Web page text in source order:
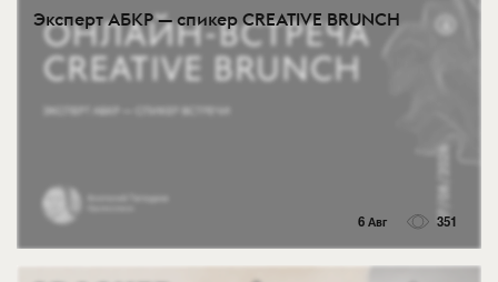
Эксперт АБКР — спикер CREATIVE BRUNCH
6 Авг 351